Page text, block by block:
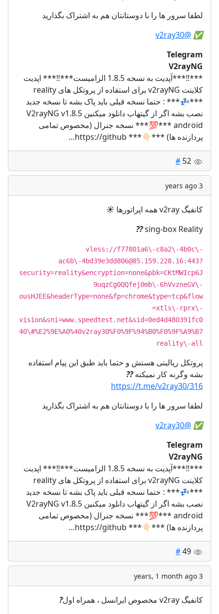
لطفا سرور ها را با دوستانتان هم به اشتراک بگذارید
✅️
@v2ray30
Telegram
V2rayNG
***‼️***آپدیت به نسخه 1.8.5 الزامیست***‼️*** اپدیت
کلاینت v2rayNG برای استفاده از پروتکل های reality
***💤*** : حتما نسخه قبلی باید پاک بشه تا نسخه جدید
نصب بشه اگر از گیتهاب دانلود میکنین V2rayNG v1.8.5
android ***💯*** نسخه جنرال (مخصوص تمامی
پردازنده ها) ***👇🏻*** https://github…
#
3 years ago
کانفیگ v2ray همه اپراتورها
☀️
sing-box Reality
?
?
vless://f77801a6\-c8a2\-4b0c\-
ac6b\ -4bd39e3dd806@85.159.228.16:443?
security=reality&encryption=none&pbk=CKtMWIcp6J
9uqzCg0QQfej0mb\-6hVvzneGV\-
ousHJEE&headerType=none&fp=chrome&type=tcp&flow
=xtls\-rprx\-
vision&sni=www.speedtest.net&sid=0ed4d480391fc0
40\#%E2%9E%A0%40v2ray30%F0%9F%94%B0%F0%9F%A9%B7
reality\-all
پروتکل ریالیتی هستش و حتما باید طبق این پیام استفاده
بشه وگرنه کار نمیکنه??
https://t.me/v2ray30/316
لطفا سرور ها را با دوستانتان هم به اشتراک بگذارید
✅️
@v2ray30
Telegram
V2rayNG
***‼️***آپدیت به نسخه 1.8.5 الزامیست***‼️*** اپدیت
کلاینت v2rayNG برای استفاده از پروتکل های reality
***💤*** : حتما نسخه قبلی باید پاک بشه تا نسخه جدید
نصب بشه اگر از گیتهاب دانلود میکنین V2rayNG v1.8.5
android ***💯*** نسخه جنرال (مخصوص تمامی
پردازنده ها) ***👇🏻*** https://github…
#
3 years, 1 month ago
کانفیگ v2ray مخصوص ایرانسل ، همراه اول
?